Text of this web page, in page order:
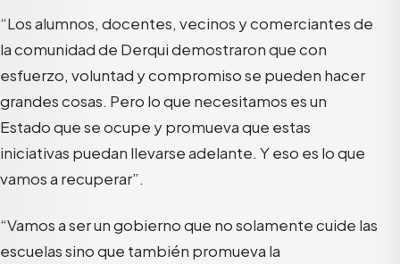
“Los alumnos, docentes, vecinos y comerciantes de
la comunidad de Derqui demostraron que con
esfuerzo, voluntad y compromiso se pueden hacer
grandes cosas. Pero lo que necesitamos es un
Estado que se ocupe y promueva que estas
iniciativas puedan llevarse adelante. Y eso es lo que
vamos a recuperar”.
“Vamos a ser un gobierno que no solamente cuide las
escuelas sino que también promueva la